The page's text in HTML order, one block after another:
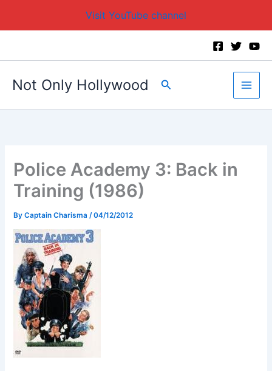
Visit YouTube channel
Not Only Hollywood Search
Police Academy 3: Back in
Training (1986)
ByCaptain Charisma /04/12/2012